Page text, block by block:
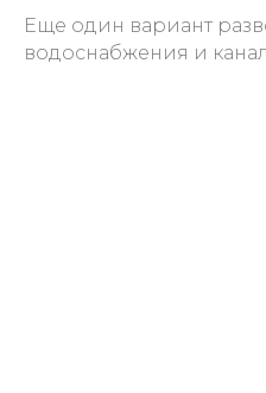
Еще один вариант
водоснабжения и